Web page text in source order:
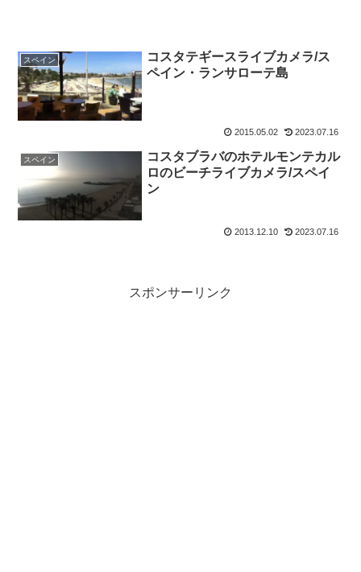
スペイン
コスタテギースライブカメラ/ス
ペイン・ランサローテ島
2015.05.02 2023.07.16
スペイン
コスタブラバのホテルモンテカル
ロのビーチライブカメラ/スペイ
ン
2013.12.10 2023.07.16
スポンサーリンク